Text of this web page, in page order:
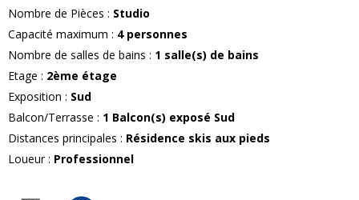
Nombre de Pièces : Studio
Capacité maximum : 4 personnes
Nombre de salles de bains : 1 salle(s) de bains
Etage : 2ème étage
Exposition : Sud
Balcon/Terrasse : 1 Balcon(s) exposé Sud
Distances principales : Résidence skis aux pieds
Loueur: Professionnel